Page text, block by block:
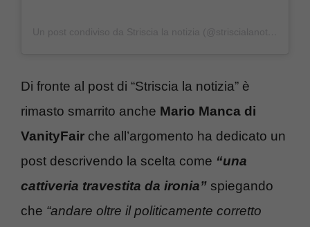
Di fronte al post di “Striscia la notizia” è
rimasto smarrito anche Mario Manca di
VanityFair che all’argomento ha dedicato un
post descrivendo la scelta come “una
cattiveria travestita da ironia” spiegando
che “andare oltre il politicamente corretto